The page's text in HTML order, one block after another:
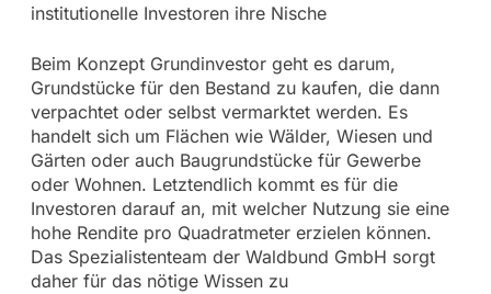
institutionelle Investoren ihre Nische
Beim Konzept Grundinvestor geht es darum,
Grundstücke für den Bestand zu kaufen, die dann
verpachtet oder selbst vermarktet werden. Es
handelt sich um Flächen wie Wälder, Wiesen und
Gärten oder auch Baugrundstücke für Gewerbe
oder Wohnen. Letztendlich kommt es für die
Investoren darauf an, mit welcher Nutzung sie eine
hohe Rendite pro Quadratmeter erzielen können.
Das Spezialistenteam der Waldbund GmbH sorgt
daher für das nötige Wissen zu